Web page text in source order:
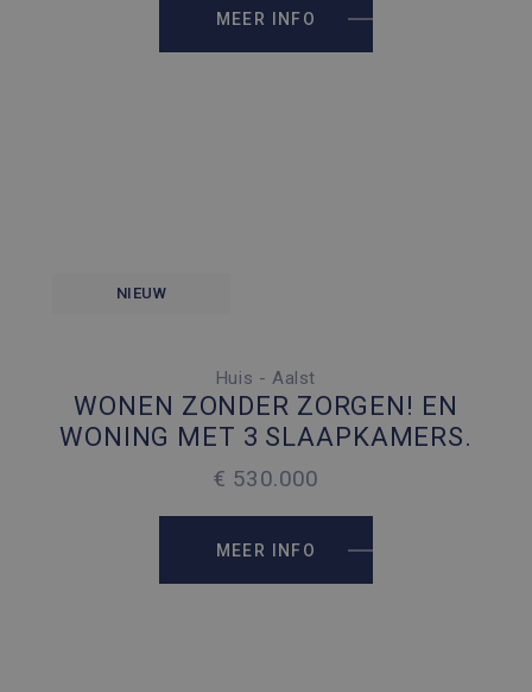
MEER INFO
NIEUW
3 SLAAPKAMERS
2 PARKEERPLAATSEN
240 M2
699 M2
Huis - Aalst
WONEN ZONDER ZORGEN! EN
WONING MET 3 SLAAPKAMERS.
€ 530.000
MEER INFO